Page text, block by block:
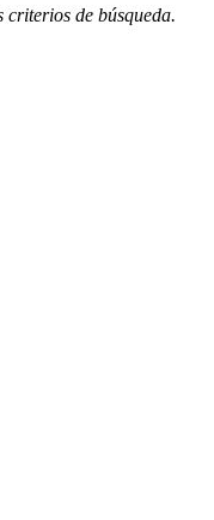
criterios de búsqueda.